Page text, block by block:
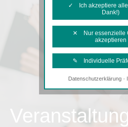
✓ Ich akzeptiere
Dank!)
✕ Nur essenzielle
akzeptieren
✎ Individuelle
Notwendige
Diese Cookies sind
Tracking- und
Datenschutzerklärung·